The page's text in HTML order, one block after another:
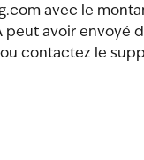
avec le
peut avoir envoyé
contactez le